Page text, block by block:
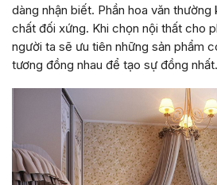
dàng nhận biết. Phần hoa văn
chất đối xứng. Khi chọn nội thất cho
người ta sẽ ưu tiên những sản phẩm
tương đồng nhau để tạo sự đồng nhất.